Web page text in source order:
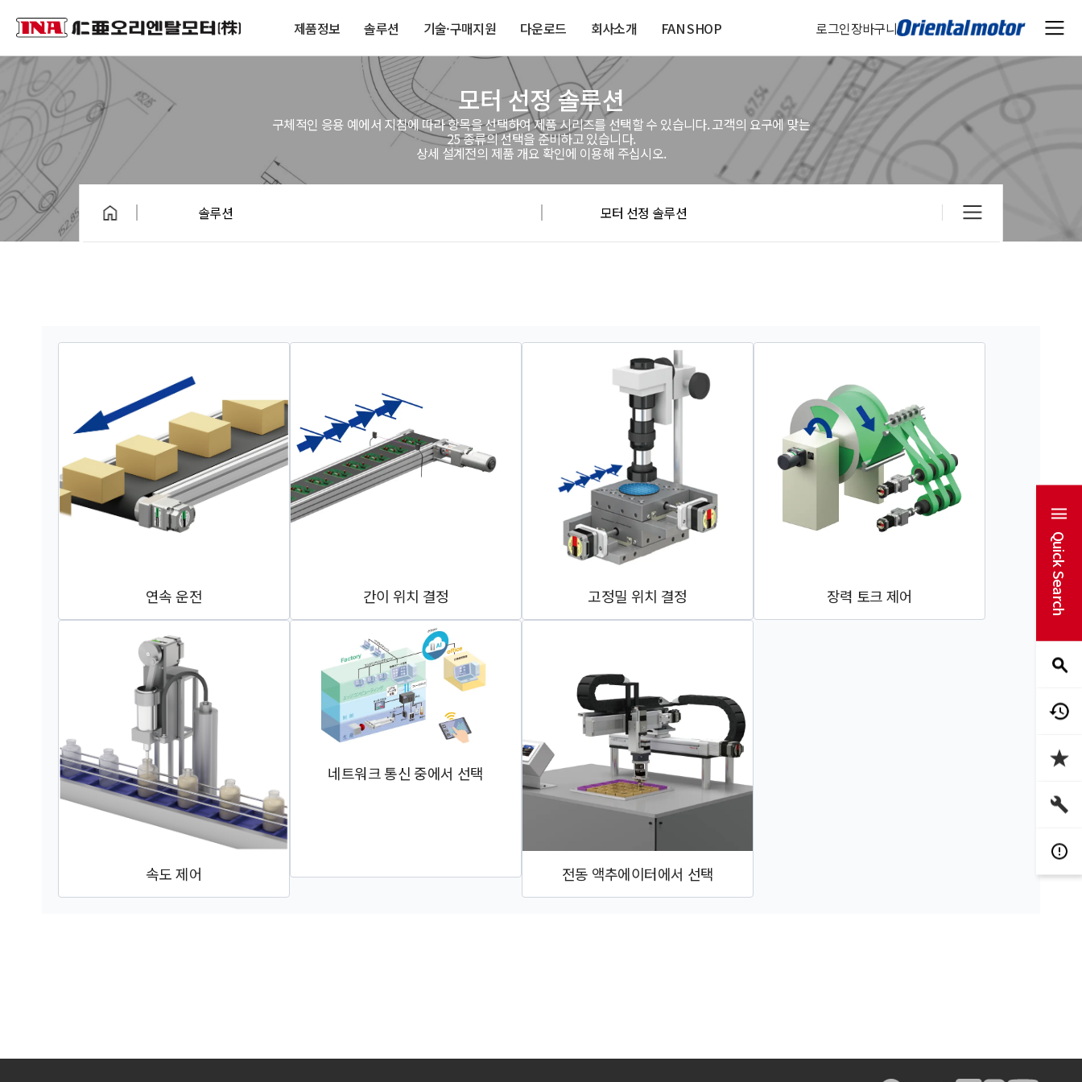
모터 선정 솔루션
구체적인 응용 예에서 지침에 따라 항목을 선택하여 제품 시리즈를 선택할 수 있습니다. 고객의 요구에 맞는
25 종류의 선택을 준비하고 있습니다.
상세 설계전의 제품 개요 확인에 이용해 주십시오.
제품정보 솔루션 기술·구매지원 다운로드 회사소개 FAN SHOP 로그인장바구니
Quick Search
솔루션 모터 선정 솔루션
연속 운전 간이 위치 결정 고정밀 위치 결정 장력 토크 제어
속도 제어
네트워크 통신 중에서 선택
전동 액추에이터에서 선택